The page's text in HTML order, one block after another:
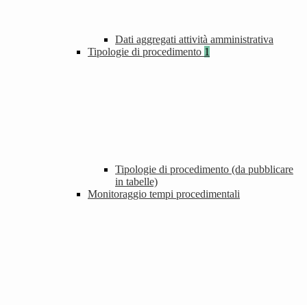
Dati aggregati attività amministrativa
Tipologie di procedimento 1
Tipologie di procedimento (da pubblicare
in tabelle)
Monitoraggio tempi procedimentali